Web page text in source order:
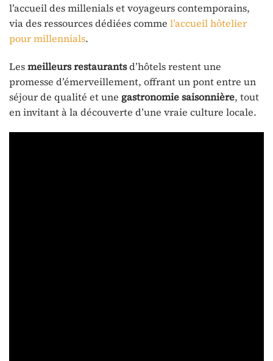
l’accueil des millenials et voyageurs contemporains,
via des ressources dédiées comme l’accueil hôtelier
pour millennials.
Lesmeilleurs restaurantsd’hôtels restent une
promesse d’émerveillement, offrant un pont entre un
séjour de qualité et une gastronomie saisonnière, tout
en invitant à la découverte d’une vraie culture locale.